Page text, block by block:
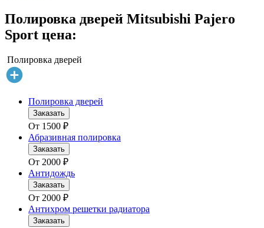
Полировка дверей Mitsubishi Pajero
Sport цена:
Полировка дверей
Полировка дверей
Заказать
От 1500 ₽
Абразивная полировка
Заказать
От 2000 ₽
Антидождь
Заказать
От 2000 ₽
Антихром решетки радиатора
Заказать